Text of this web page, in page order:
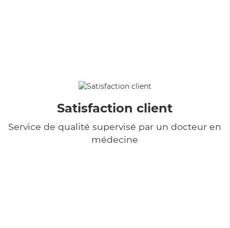
Satisfaction client
Service de qualité supervisé par un docteur en
médecine